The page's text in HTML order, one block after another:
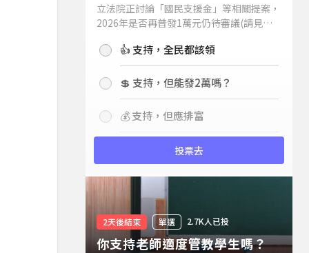
立法院正討論「國民支援金」等相關提案，
2026年是否再普發1萬元仍待審議(請見下
持嗎？👍 支持，全民都該領
💲 支持，但能發2萬嗎？
💰 支持，但應排富
投票去
2天後結束 單選 2.7K人已投
你支持老師適度管教學生嗎？